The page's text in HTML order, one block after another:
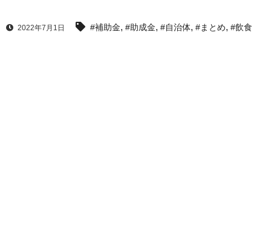
2022年7月1日 #補助金, #助成金, #自治体, #まとめ, #飲食